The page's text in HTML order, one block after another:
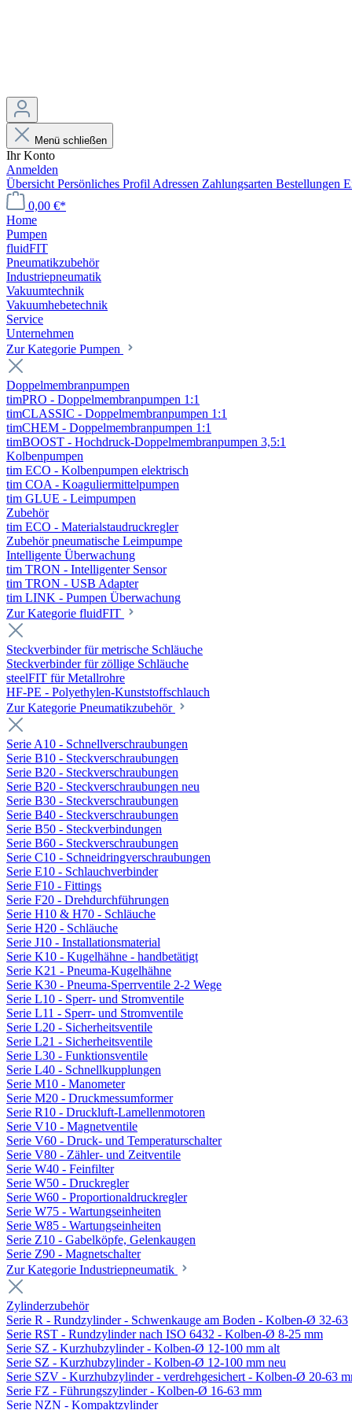
Menü schließen
Ihr Konto
Anmelden
Übersicht Persönliches Profil Adressen Zahlungsarten Bestellungen
0,00 €*
Home
Pumpen
fluidFIT
Pneumatikzubehör
Industriepneumatik
Vakuumtechnik
Vakuumhebetechnik
Service
Unternehmen
Zur Kategorie Pumpen
Doppelmembranpumpen
timPRO - Doppelmembranpumpen 1:1
timCLASSIC - Doppelmembranpumpen 1:1
timCHEM - Doppelmembranpumpen 1:1
timBOOST - Hochdruck-Doppelmembranpumpen 3,5:1
Kolbenpumpen
tim ECO - Kolbenpumpen elektrisch
tim COA - Koaguliermittelpumpen
tim GLUE - Leimpumpen
Zubehör
tim ECO - Materialstaudruckregler
Zubehör pneumatische Leimpumpe
Intelligente Überwachung
tim TRON - Intelligenter Sensor
tim TRON - USB Adapter
tim LINK - Pumpen Überwachung
Zur Kategorie fluidFIT
Steckverbinder für metrische Schläuche
Steckverbinder für zöllige Schläuche
steelFIT für Metallrohre
HF-PE - Polyethylen-Kunststoffschlauch
Zur Kategorie Pneumatikzubehör
Serie A10 - Schnellverschraubungen
Serie B10 - Steckverschraubungen
Serie B20 - Steckverschraubungen
Serie B20 - Steckverschraubungen neu
Serie B30 - Steckverschraubungen
Serie B40 - Steckverschraubungen
Serie B50 - Steckverbindungen
Serie B60 - Steckverschraubungen
Serie C10 - Schneidringverschraubungen
Serie E10 - Schlauchverbinder
Serie F10 - Fittings
Serie F20 - Drehdurchführungen
Serie H10 & H70 - Schläuche
Serie H20 - Schläuche
Serie J10 - Installationsmaterial
Serie K10 - Kugelhähne - handbetätigt
Serie K21 - Pneuma-Kugelhähne
Serie K30 - Pneuma-Sperrventile 2-2 Wege
Serie L10 - Sperr- und Stromventile
Serie L11 - Sperr- und Stromventile
Serie L20 - Sicherheitsventile
Serie L21 - Sicherheitsventile
Serie L30 - Funktionsventile
Serie L40 - Schnellkupplungen
Serie M10 - Manometer
Serie M20 - Druckmessumformer
Serie R10 - Druckluft-Lamellenmotoren
Serie V10 - Magnetventile
Serie V60 - Druck- und Temperaturschalter
Serie V80 - Zähler- und Zeitventile
Serie W40 - Feinfilter
Serie W50 - Druckregler
Serie W60 - Proportionaldruckregler
Serie W75 - Wartungseinheiten
Serie W85 - Wartungseinheiten
Serie Z10 - Gabelköpfe, Gelenkaugen
Serie Z90 - Magnetschalter
Zur Kategorie Industriepneumatik
Zylinderzubehör
Serie R - Rundzylinder - Schwenkauge am Boden - Kolben-Ø 32-63
Serie RST - Rundzylinder nach ISO 6432 - Kolben-Ø 8-25 mm
Serie SZ - Kurzhubzylinder - Kolben-Ø 12-100 mm alt
Serie SZ - Kurzhubzylinder - Kolben-Ø 12-100 mm neu
Serie SZV - Kurzhubzylinder - verdrehgesichert - Kolben-Ø 20-63
Serie FZ - Führungszylinder - Kolben-Ø 16-63 mm
Serie NZN - Kompaktzylinder